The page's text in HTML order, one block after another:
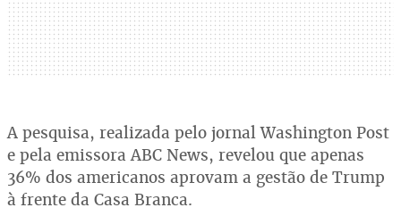
A pesquisa, realizada pelo jornal Washington Post
e pela emissora ABC News, revelou que apenas
36% dos americanos aprovam a gestão de Trump
à frente da Casa Branca.